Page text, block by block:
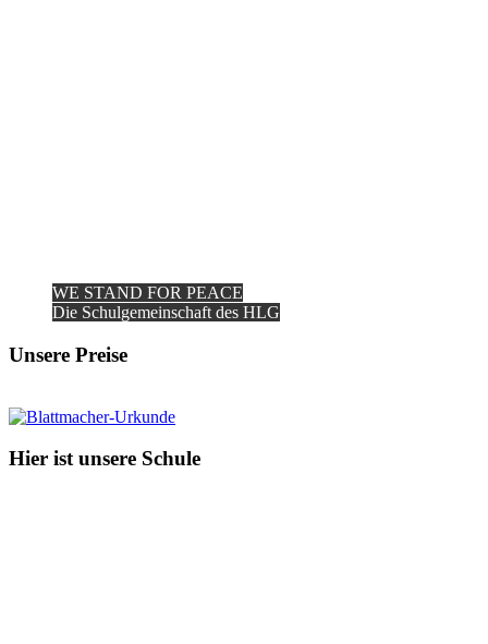
WE STAND FOR PEACE
Die Schulgemeinschaft des HLG
Unsere Preise
Hier ist unsere Schule